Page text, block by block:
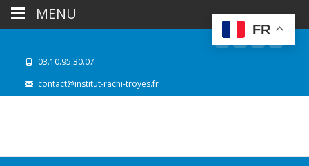
03.10.95.30.07
contact@institut-rachi-troyes.fr
FR
MENU